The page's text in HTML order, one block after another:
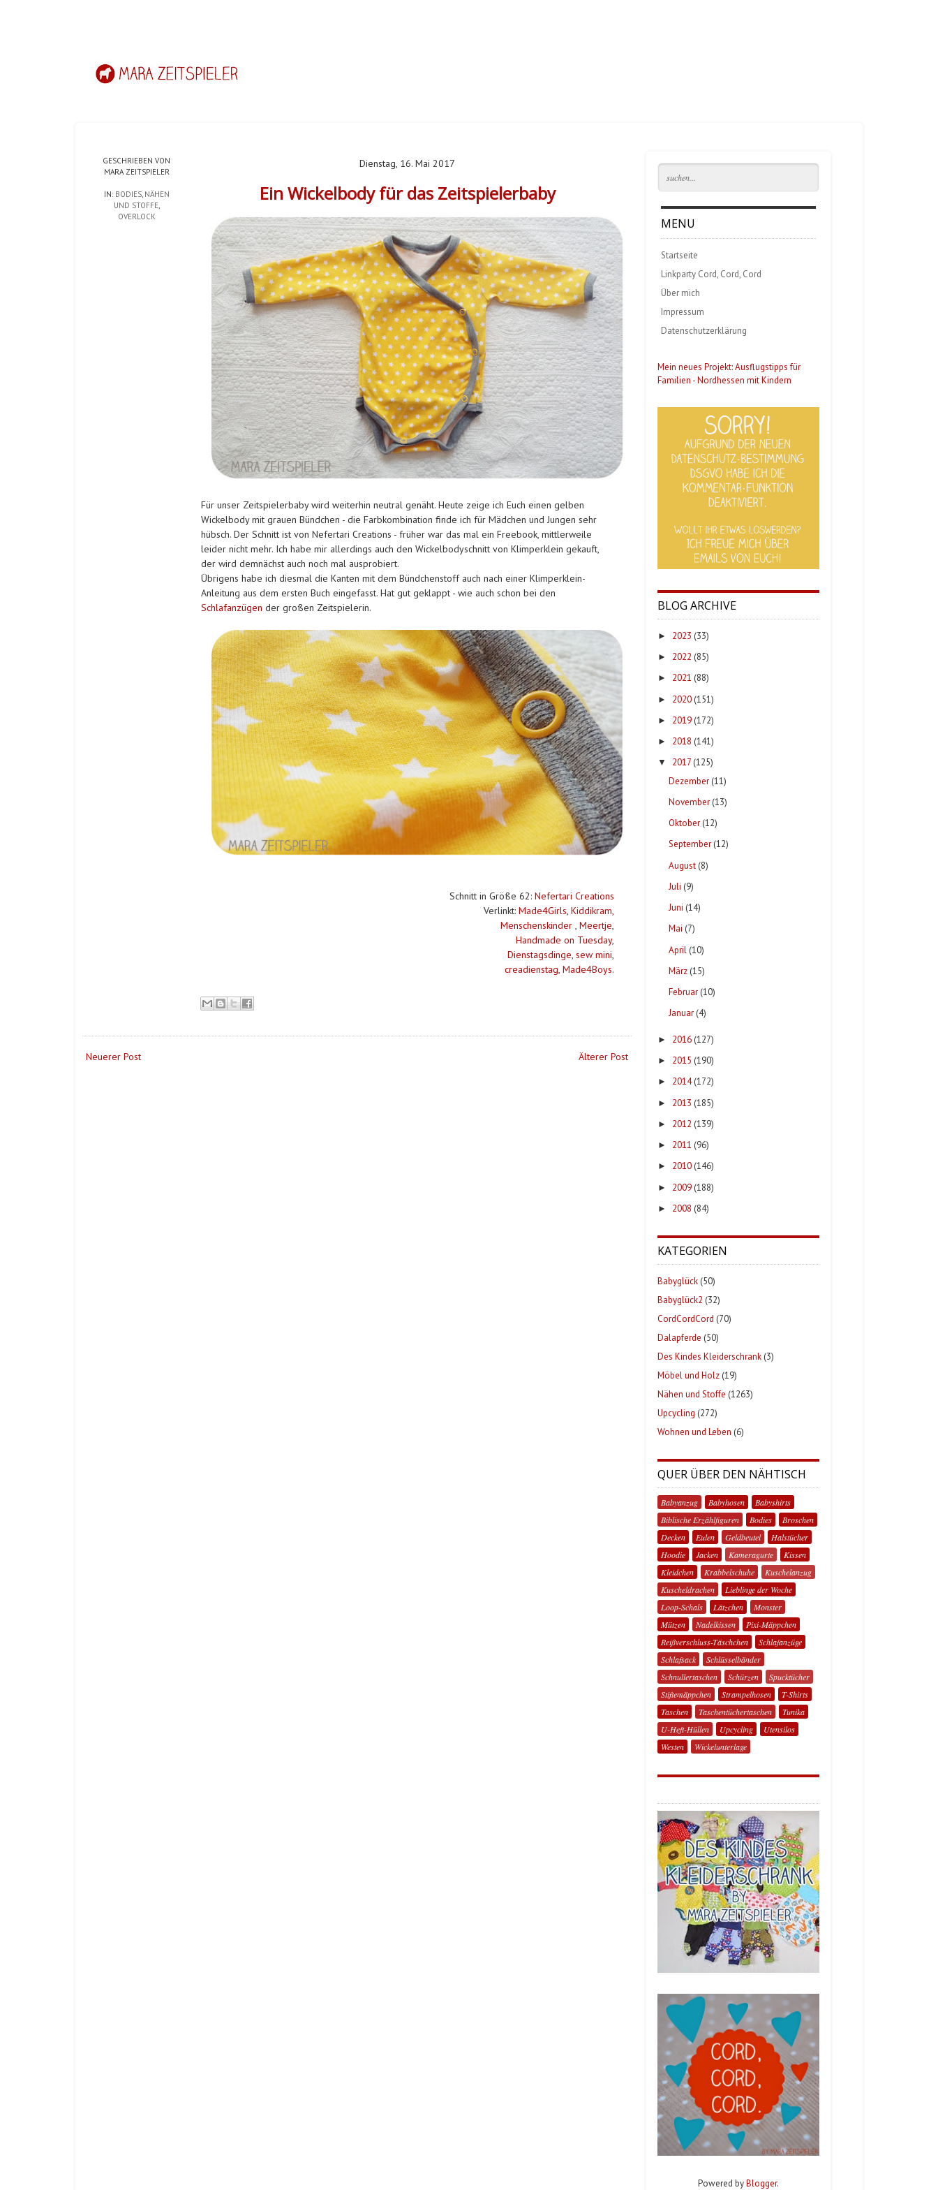
GESCHRIEBEN VON
MARA ZEITSPIELER
IN: BODIES, NÄHEN
UND STOFFE,
OVERLOCK
Dienstag, 16. Mai 2017
Ein Wickelbody für das Zeitspielerbaby
Für unser Zeitspielerbaby wird weiterhin neutral genäht. Heute zeige ich Euch einen gelben
Wickelbody mit grauen Bündchen - die Farbkombination finde ich für Mädchen und Jungen sehr
hübsch. Der Schnitt ist von Nefertari Creations - früher war das mal ein Freebook, mittlerweile
leider nicht mehr. Ich habe mir allerdings auch den Wickelbodyschnitt von Klimperklein gekauft,
der wird demnächst auch noch mal ausprobiert.
Übrigens habe ich diesmal die Kanten mit dem Bündchenstoff auch nach einer Klimperklein-
Anleitung aus dem ersten Buch eingefasst. Hat gut geklappt - wie auch schon bei den
Schlafanzügen der großen Zeitspielerin.
Schnitt in Größe 62: Nefertari Creations
Verlinkt: Made4Girls, Kiddikram,
Menschenskinder , Meertje,
Handmade on Tuesday,
Dienstagsdinge, sew mini,
creadienstag, Made4Boys.
Neuerer Post Älterer Post
MENU
Startseite
Linkparty Cord, Cord, Cord
Über mich
Impressum
Datenschutzerklärung
Mein neues Projekt: Ausflugstipps für
Familien - Nordhessen mit Kindern
BLOG ARCHIVE
► 2023 (33)
► 2022 (85)
► 2021 (88)
► 2020 (151)
► 2019 (172)
► 2018 (141)
▼ 2017 (125)
Dezember (11)
November (13)
Oktober (12)
September (12)
August (8)
Juli (9)
Juni (14)
Mai (7)
April (10)
März (15)
Februar (10)
Januar (4)
► 2016 (127)
► 2015 (190)
► 2014 (172)
► 2013 (185)
► 2012 (139)
► 2011 (96)
► 2010 (146)
► 2009 (188)
► 2008 (84)
KATEGORIEN
Babyglück (50)
Babyglück2 (32)
CordCordCord (70)
Dalapferde (50)
Des Kindes Kleiderschrank (3)
Möbel und Holz (19)
Nähen und Stoffe (1263)
Upcycling (272)
Wohnen und Leben (6)
QUER ÜBER DEN NÄHTISCH
Babyanzug Babyhosen
Babyshirts
Biblische Erzählfiguren
Bodies
Broschen
Decken
Eulen Geldbeutel
Halstücher
Hoodie
Jacken Kameragurte
Kissen
Kleidchen
Krabbelschuhe
Kuschelanzug
Kuscheldrachen
Lieblinge der Woche
Loop-Schals
Lätzchen
Monster
Mützen
Nadelkissen
Pixi-Mäppchen
Reißverschluss-Täschchen
Schlafanzüge
Schlafsack
Schlüsselbänder
Schnullertaschen
Schürzen
Spucktücher
Stiftemäppchen
Strampelhosen
T-Shirts
Taschen
Taschentüchertaschen
Tunika
U-Heft-Hüllen
Upcycling
Utensilos
Westen
Wickelunterlage
Powered byBlogger.